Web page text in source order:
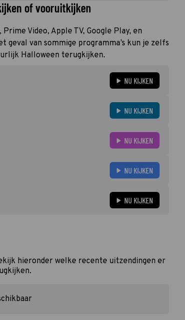
of vooruitkijken
Video, Apple TV, Google Play, en
geval van sommige programma’s kun je zelfs
Halloween terugkijken.
NU KIJKEN
NU KIJKEN
NU KIJKEN
NU KIJKEN
NU KIJKEN
hieronder welke recente uitzendingen er